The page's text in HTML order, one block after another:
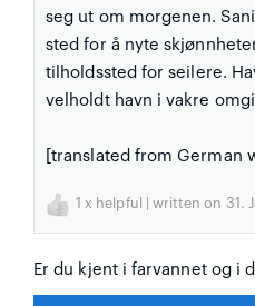
seg ut om morgenen.
sted for å nyte
tilholdssted for seilere.
velholdt havn i vakre
[translated from German
1 x helpful | written on 31.
Er du kjent i farvannet og i